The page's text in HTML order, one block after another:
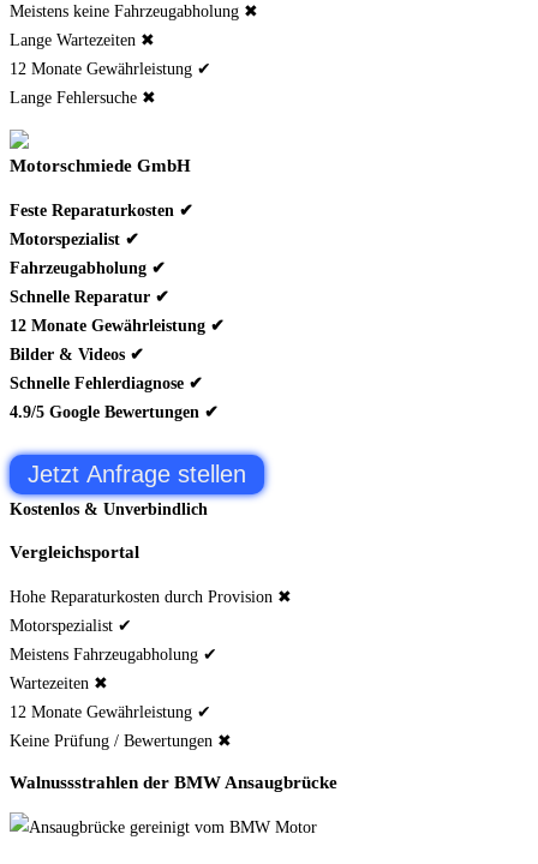
Meistens keine Fahrzeugabholung ✖
Lange Wartezeiten ✖
12 Monate Gewährleistung ✔
Lange Fehlersuche ✖
Motorschmiede GmbH
Feste Reparaturkosten ✔
Motorspezialist ✔
Fahrzeugabholung ✔
Schnelle Reparatur ✔
12 Monate Gewährleistung ✔
Bilder & Videos ✔
Schnelle Fehlerdiagnose ✔
4.9/5 Google Bewertungen ✔
Jetzt Anfrage stellen
Kostenlos & Unverbindlich
Vergleichsportal
Hohe Reparaturkosten durch Provision ✖
Motorspezialist ✔
Meistens Fahrzeugabholung ✔
Wartezeiten ✖
12 Monate Gewährleistung ✔
Keine Prüfung / Bewertungen ✖
Walnussstrahlen der BMW Ansaugbrücke